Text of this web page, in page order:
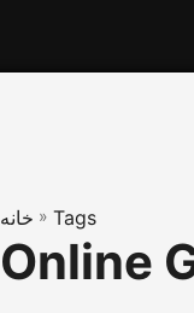
خانه » Tags
Online